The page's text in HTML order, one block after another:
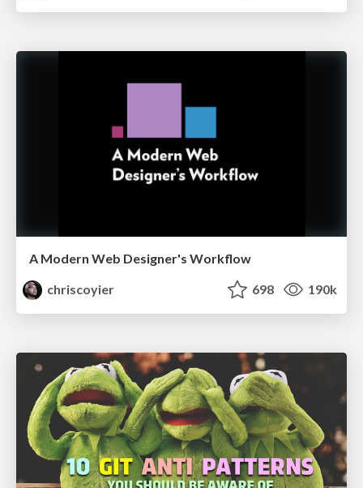
A Modern Web Designer's Workflow
chriscoyier
698 190k